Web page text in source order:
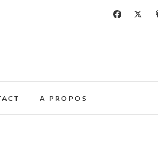
A PROPOS